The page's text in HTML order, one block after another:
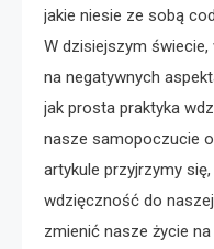
jakie niesie ze sobą
W dzisiejszym
na negatywnych
jak prosta praktyka
nasze samopoczucie
artykule przyjrzymy
wdzięczność do
zmienić nasze życie na